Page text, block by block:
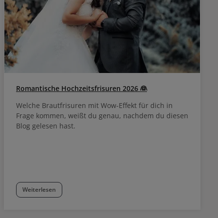
Romantische Hochzeitsfrisuren 2026 👰
Welche Brautfrisuren mit Wow-Effekt für dich in
Frage kommen, weißt du genau, nachdem du diesen
Blog gelesen hast.
Weiterlesen